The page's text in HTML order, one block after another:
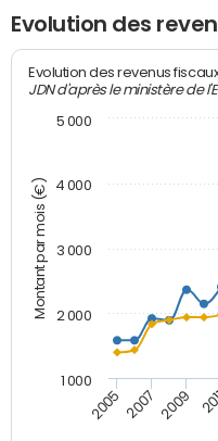
Evolution des
Montant par mois (€)
Evolution des revenus
JDN d'après le ministère de
2005 2007 2009
1 000
2 000
3 000
4 000
5 000